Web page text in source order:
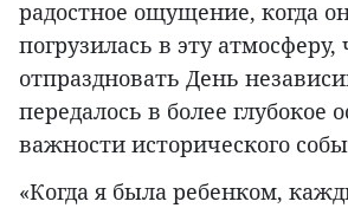
радостное ощущение, когда
погрузилась в эту атмосферу,
отпраздновать День
передалось в более глубокое
важности исторического
«Когда я была ребенком,